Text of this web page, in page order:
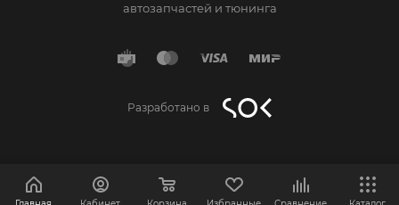
автозапчастей и тюнинга
Разработано в